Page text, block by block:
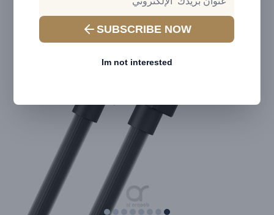
SUBSCRIBE NOW
Im not interested